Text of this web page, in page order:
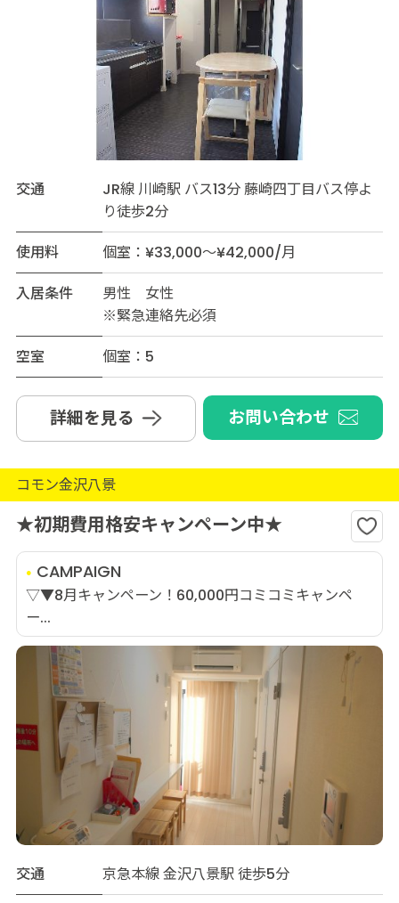
交通
JR線 川崎駅 バス13分 藤崎四丁目バス停よ
り徒歩2分
使用料
個室：¥33,000～¥42,000/月
入居条件
男性 女性
※緊急連絡先必須
空室
個室：5
詳細を見る お問い合わせ
コモン金沢八景
★初期費用格安キャンペーン中★
CAMPAIGN
▽▼8月キャンペーン！60,000円コミコミキャンペ
ー...
交通
京急本線 金沢八景駅 徒歩5分